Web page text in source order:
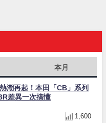
本月
潮再起！本田「CB」系列
差異一次搞懂
1,600